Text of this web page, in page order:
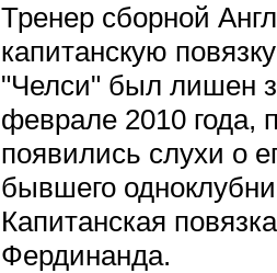
Тренер сборной
капитанскую
"Челси" был лишен
феврале 2010 года,
появились слухи о
бывшего
Капитанская
Фердинанда.